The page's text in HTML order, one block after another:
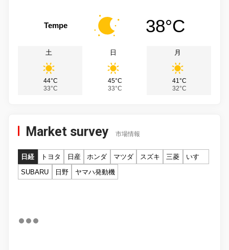
Tempe 38°C
土
44°C
33°C
日
45°C
33°C
月
41°C
32°C
Market survey 市場情報
日経 トヨタ 日産 ホンダ マツダ スズキ 三菱
いすゞ
SUBARU
日野 ヤマハ発動機